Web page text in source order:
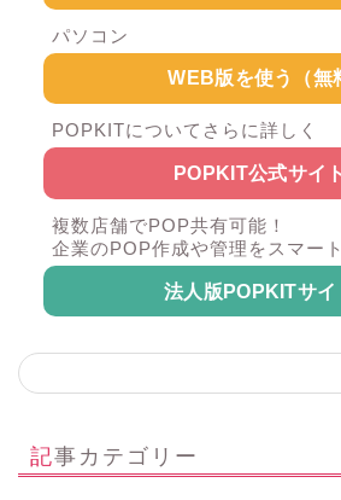
パソコン
WEB版を使う（無
POPKITについてさらに詳しく
POPKIT公式サイ
複数店舗でPOP共有可能！
企業のPOP作成や管理をスマー
法人版POPKITサイ
記事カテゴリー